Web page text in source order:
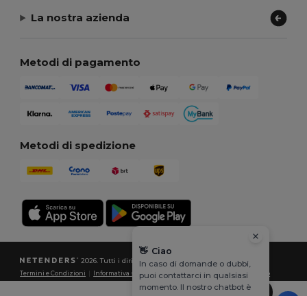
La nostra azienda
Metodi di pagamento
Metodi di spedizione
2026. Tutti i diritti riservati
Termini e Condizioni Informativa sulla privacy|Politica sui cookie|Site Map
👋 Ciao
In caso di domande o dubbi,
puoi contattarci in qualsiasi
momento. Il nostro chatbot è